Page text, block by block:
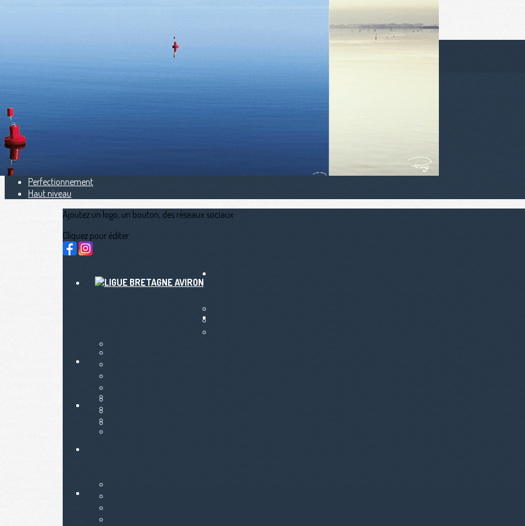
Exporter uniquement les colonnes affichées
Open Aviron Indoor Bretagne
calendriers sportifs
Offre jeunes
Perfectionnement
Haut niveau
Ajoutez un logo, un bouton, des réseaux sociaux
Cliquez pour éditer